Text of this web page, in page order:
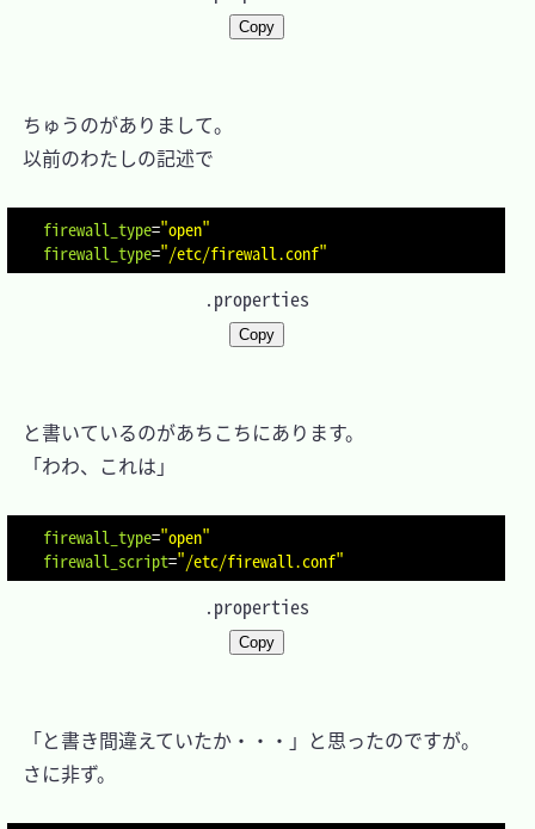
Copy
ちゅうのがありまして。
以前のわたしの記述で
firewall_type="open"
firewall_type="/etc/firewall.conf"
.properties
Copy
と書いているのがあちこちにあります。
「わわ、これは」
firewall_type="open"
firewall_script="/etc/firewall.conf"
.properties
Copy
「と書き間違えていたか・・・」と思ったのですが。
さに非ず。